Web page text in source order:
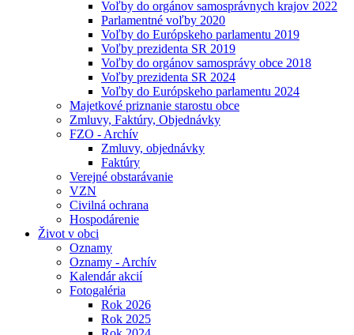
Voľby do orgánov samosprávnych krajov 2022
Parlamentné voľby 2020
Voľby do Európskeho parlamentu 2019
Voľby prezidenta SR 2019
Voľby do orgánov samosprávy obce 2018
Voľby prezidenta SR 2024
Voľby do Európskeho parlamentu 2024
Majetkové priznanie starostu obce
Zmluvy, Faktúry, Objednávky
FZO - Archív
Zmluvy, objednávky
Faktúry
Verejné obstarávanie
VZN
Civilná ochrana
Hospodárenie
Život v obci
Oznamy
Oznamy - Archív
Kalendár akcií
Fotogaléria
Rok 2026
Rok 2025